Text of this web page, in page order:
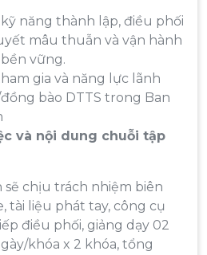
năng thành lập, điều phối
mâu thuẫn và vận hành
vững.
gia và năng lực lãnh
bào DTTS trong Ban
và nội dung chuỗi tập
chịu trách nhiệm biên
tài liệu phát tay, công cụ
điều phối, giảng dạy 02
khóa x 2 khóa, tổng